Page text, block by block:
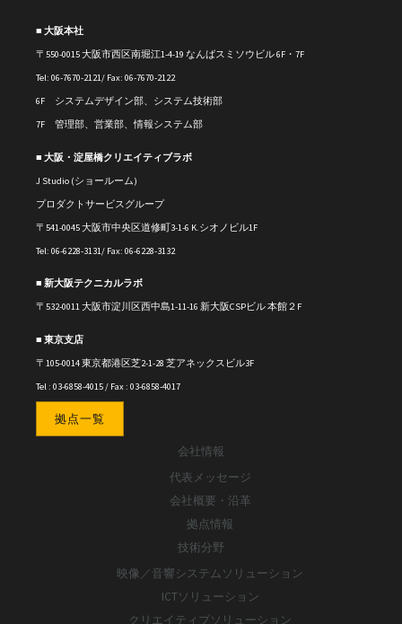
■ 大阪本社
〒550-0015 大阪市西区南堀江1-4-19 なんばスミソウビル 6F・7F
Tel: 06-7670-2121/ Fax: 06-7670-2122
6F システムデザイン部、システム技術部
7F 管理部、営業部、情報システム部
■ 大阪・淀屋橋クリエイティブラボ
J Studio (ショールーム)
プロダクトサービスグループ
〒541-0045 大阪市中央区道修町3-1-6 K.シオノビル1F
Tel: 06-6228-3131/ Fax: 06-6228-3132
■ 新大阪テクニカルラボ
〒 532-0011大阪市淀川区西中島1-11-16 新大阪CSPビル 本館２F
■ 東京支店
〒105-0014 東京都港区芝2-1-28 芝アネックスビル3F
Tel : 03-6858-4015 / Fax : 03-6858-4017
拠点一覧
会社情報
代表メッセージ
会社概要・沿革
拠点情報
技術分野
映像／音響システムソリューション
ICTソリューション
クリエイティブソリューション